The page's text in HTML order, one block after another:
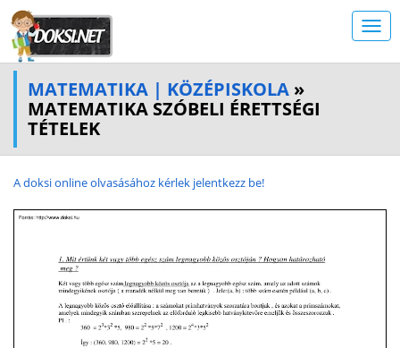
MATEMATIKA | KÖZÉPISKOLA »
MATEMATIKA SZÓBELI ÉRETTSÉGI
TÉTELEK
A doksi online olvasásához kérlek jelentkezz be!